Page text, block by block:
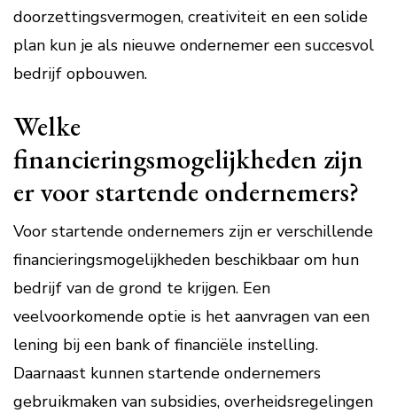
doorzettingsvermogen, creativiteit en een solide
plan kun je als nieuwe ondernemer een succesvol
bedrijf opbouwen.
Welke
financieringsmogelijkheden zijn
er voor startende ondernemers?
Voor startende ondernemers zijn er verschillende
financieringsmogelijkheden beschikbaar om hun
bedrijf van de grond te krijgen. Een
veelvoorkomende optie is het aanvragen van een
lening bij een bank of financiële instelling.
Daarnaast kunnen startende ondernemers
gebruikmaken van subsidies, overheidsregelingen